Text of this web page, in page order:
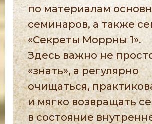
по материалам
семинаров, а также
«Секреты Моррны 1».
Здесь важно не
«знать», а регулярно
очищаться,
и мягко возвращать
в состояние